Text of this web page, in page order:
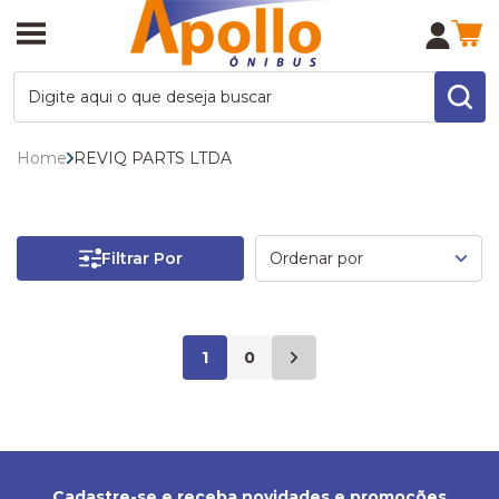
Home REVIQ PARTS LTDA
Filtrar Por
1 0